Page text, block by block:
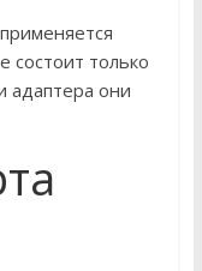
состоит только
адаптера они